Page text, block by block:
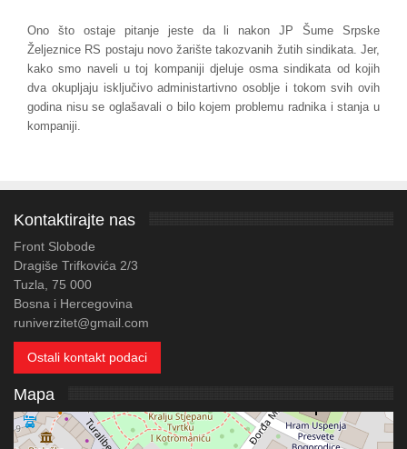
Ono što ostaje pitanje jeste da li nakon JP Šume Srpske
Željeznice RS postaju novo žarište takozvanih žutih sindikata. Jer,
kako smo naveli u toj kompaniji djeluje osma sindikata od kojih
dva okupljaju isključivo administartivno osoblje i tokom svih ovih
godina nisu se oglašavali o bilo kojem problemu radnika i stanja u
kompaniji.
Kontaktirajte nas
Front Slobode
Dragiše Trifkovića 2/3
Tuzla, 75 000
Bosna i Hercegovina
runiverzitet@gmail.com
Ostali kontakt podaci
Mapa